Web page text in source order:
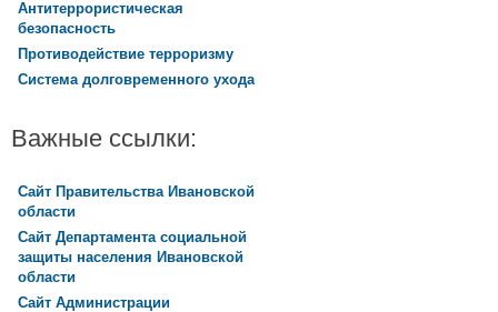
Антитеррористическая
безопасность
Противодействие терроризму
Система долговременного ухода
Важные ссылки:
Сайт Правительства Ивановской
области
Сайт Департамента социальной
защиты населения Ивановской
области
Сайт Администрации